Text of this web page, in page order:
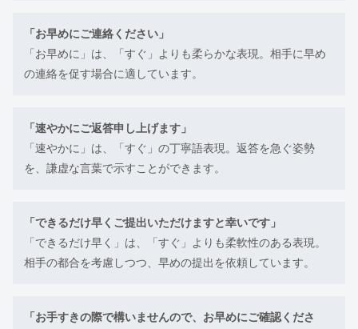
「お早めにご連絡ください」
「お早めに」は、「すぐ」よりも柔らかな表現。相手に早め
の連絡を促す場合に適しています。
「速やかにご返答申し上げます」
「速やかに」は、「すぐ」の丁寧語表現。返答を急ぐ姿勢
を、謙虚な言葉で示すことができます。
「できるだけ早くご提出いただけますと幸いです」
「できるだけ早く」は、「すぐ」よりも柔軟性のある表現。
相手の都合を考慮しつつ、早めの提出を依頼しています。
「お手すきの際で構いませんので、お早めにご確認くださ